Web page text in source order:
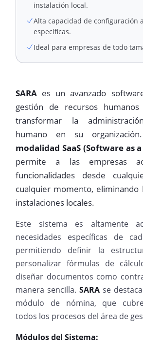
instalación local.
Alta capacidad de configuración
específicas.
Ideal para empresas de todo
SARA es un avanzado
gestión de recursos humanos
transformar la
humano en su
modalidad SaaS (Software as
permite a las empresas
funcionalidades desde
cualquier momento, eliminando
instalaciones locales.
Este sistema es altamente
necesidades específicas de
permitiendo definir la
personalizar fórmulas de
diseñar documentos como
manera sencilla. SARA se
módulo de nómina, que
todos los procesos del área de
Módulos del Sistema: